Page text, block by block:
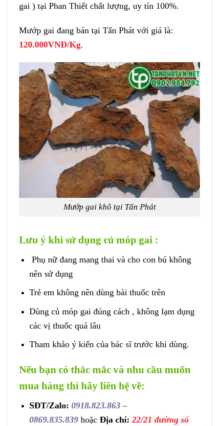
gai ) tại Phan Thiết chất lượng, uy tín 100%.
Mướp gai đang bán tại Tấn Phát với giá là:
120.000VNĐ/Kg.
Mướp gai khô tại Tấn Phát
Lưu ý khi sử dụng củ móp gai :
Phụ nữ đang mang thai và cho con bú không
nên sử dụng
Trẻ em không nên dùng bài thuốc trên
Dùng củ móp gai đúng cách , không lạm dụng
các vị thuốc quá lâu
Tham khảo ý kiến của bác sĩ trước khi dùng.
Nếu bạn có thắc mắc và nhu cầu muốn
mua hàng thì hãy liên hệ về:
SĐT/Zalo: 0918.823.863–
0869.835.839hoặc Địa chỉ:22/21 đường số